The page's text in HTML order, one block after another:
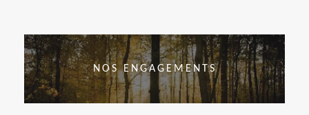
NOS ENGAGEMENTS